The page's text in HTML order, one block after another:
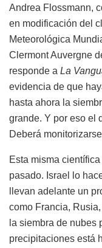
Andrea Flossmann,
en modificación del
Meteorológica
Clermont Auvergne
responde a La
evidencia de que
hasta ahora la
grande. Y por eso el
Deberá
Esta misma
pasado. Israel lo
llevan adelante un
como Francia,
la siembra de nubes
precipitaciones está